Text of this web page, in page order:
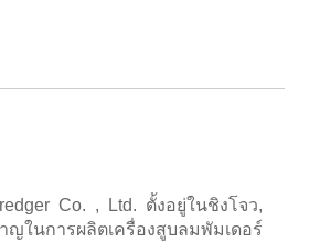
Co. , Ltd. ตั้งอยู่ในชิงโจว,
ในการผลิตเครื่องสูบลมพัมเดอร์